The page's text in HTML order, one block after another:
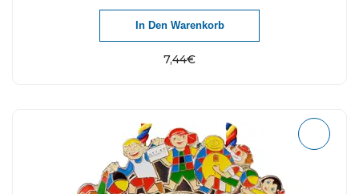
7,44€
In Den Warenkorb